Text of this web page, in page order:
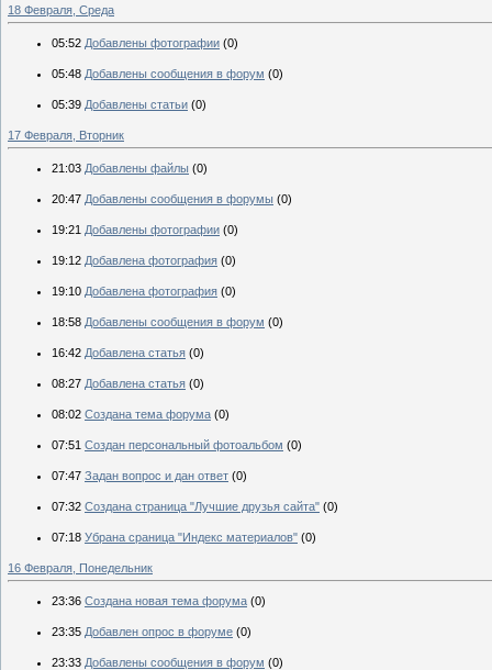
18 Февраля, Среда
05:52 Добавлены фотографии (0)
05:48 Добавлены сообщения в форум (0)
05:39 Добавлены статьи (0)
17 Февраля, Вторник
21:03 Добавлены файлы (0)
20:47 Добавлены сообщения в форумы (0)
19:21 Добавлены фотографии (0)
19:12 Добавлена фотография (0)
19:10 Добавлена фотография (0)
18:58 Добавлены сообщения в форум (0)
16:42 Добавлена статья (0)
08:27 Добавлена статья (0)
08:02 Создана тема форума (0)
07:51 Создан персональный фотоальбом (0)
07:47 Задан вопрос и дан ответ (0)
07:32 Создана страница "Лучшие друзья сайта" (0)
07:18 Убрана сраница "Индекс материалов" (0)
16 Февраля, Понедельник
23:36 Создана новая тема форума (0)
23:35 Добавлен опрос в форуме (0)
23:33 Добавлены сообщения в форум (0)